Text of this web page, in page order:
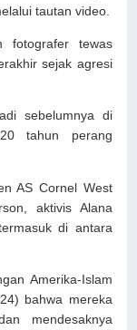
tautan video.
fotografer tewas
sejak agresi
sebelumnya di
tahun perang
AS Cornel West
aktivis Alana
di antara
Amerika-Islam
bahwa mereka
mendesaknya